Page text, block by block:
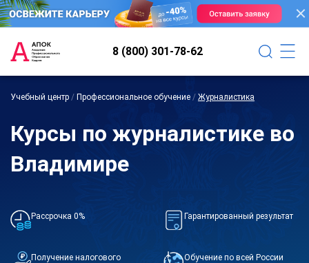
8 (800) 301-78-62
Учебный центр / Профессиональное обучение / Журналистика
Курсы по журналистике во
Владимире
Рассрочка 0% Гарантированный результат
Получение налогового
Обучение по всей России